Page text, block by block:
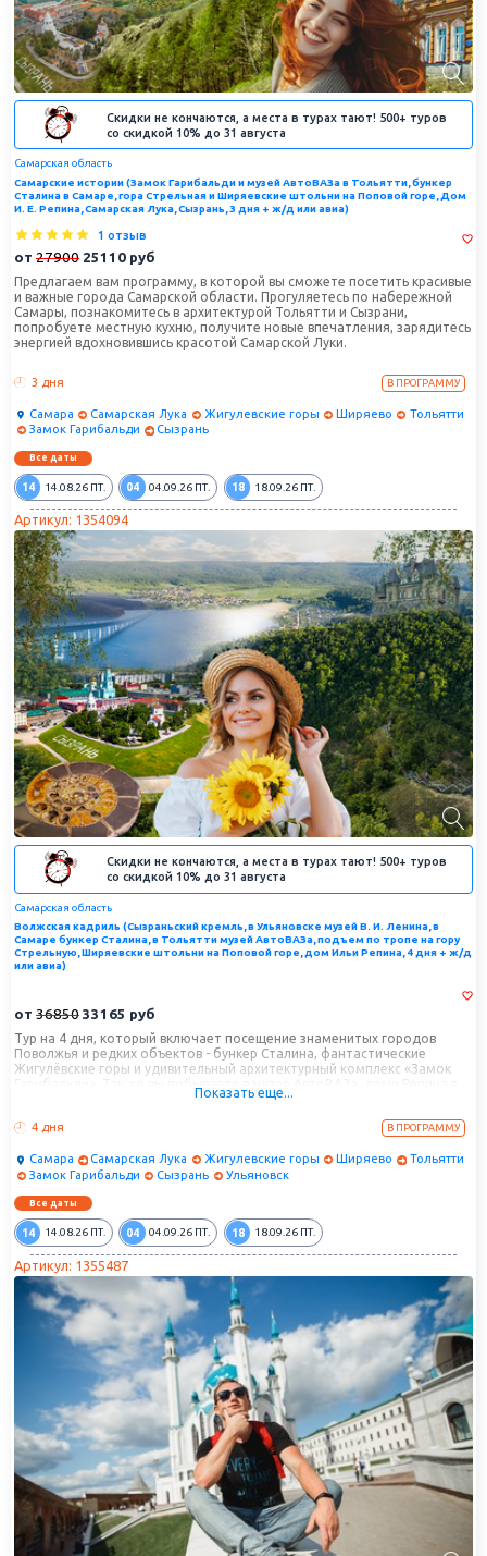
Скидки не кончаются, а места в турах тают! 500+ туров
со скидкой 10% до 31 августа
Самарская область
Самарские истории (Замок Гарибальди и музей АвтоВАЗа в Тольятти, бункер
Сталина в Самаре, гора Стрельная и Ширяевские штольни на Поповой горе, Дом
И. Е. Репина, Самарская Лука, Сызрань, 3 дня + ж/д или авиа)
1 отзыв
от 27900 25110 руб
Предлагаем вам программу, в которой вы сможете посетить красивые
и важные города Самарской области. Прогуляетесь по набережной
Самары, познакомитесь в архитектурой Тольятти и Сызрани,
попробуете местную кухню, получите новые впечатления, зарядитесь
энергией вдохновившись красотой Самарской Луки.
3 дня В ПРОГРАММУ
Самара Самарская Лука Жигулевские горы Ширяево
Тольятти
Замок Гарибальди
Сызрань
Все даты
14 14.08.26 ПТ. 04 04.09.26 ПТ. 18 18.09.26 ПТ.
Артикул: 1354094
Скидки не кончаются, а места в турах тают! 500+ туров
со скидкой 10% до 31 августа
Самарская область
Волжская кадриль (Сызраньский кремль, в Ульяновске музей В. И. Ленина, в
Самаре бункер Сталина, в Тольятти музей АвтоВАЗа, подъем по тропе на гору
Стрельную, Ширяевские штольни на Поповой горе, дом Ильи Репина, 4 дня + ж/д
или авиа)
от 36850 33165 руб
Тур на 4 дня, который включает посещение знаменитых городов
Поволжья и редких объектов - бункер Сталина, фантастические
Жигулёвские горы и удивительный архитектурный комплекс «Замок
селе Ширяево, Городской усадьбы семьи Ульяновых. Прогуляетесь по
Показать еще...
4 дня В ПРОГРАММУ
Самара Самарская Лука Жигулевские горы Ширяево
Тольятти
Замок Гарибальди
Сызрань Ульяновск
Все даты
14 14.08.26 ПТ. 04 04.09.26 ПТ. 18 18.09.26 ПТ.
Артикул: 1355487